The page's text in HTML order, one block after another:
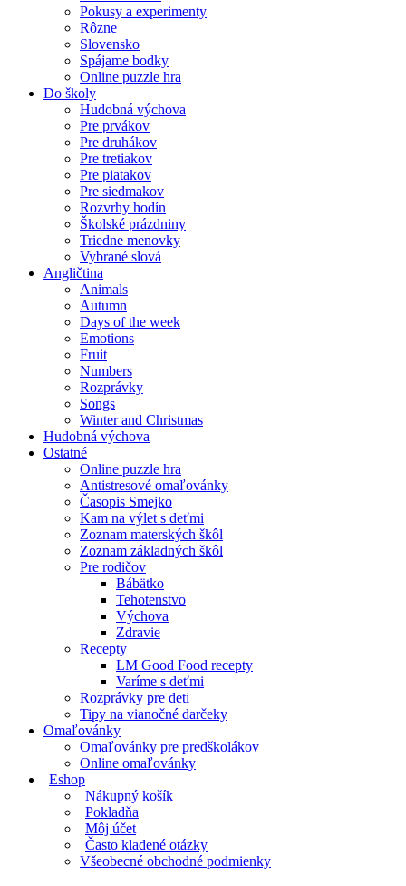
Pokusy a experimenty
Rôzne
Slovensko
Spájame bodky
Online puzzle hra
Do školy
Hudobná výchova
Pre prvákov
Pre druhákov
Pre tretiakov
Pre piatakov
Pre siedmakov
Rozvrhy hodín
Školské prázdniny
Triedne menovky
Vybrané slová
Angličtina
Animals
Autumn
Days of the week
Emotions
Fruit
Numbers
Rozprávky
Songs
Winter and Christmas
Hudobná výchova
Ostatné
Online puzzle hra
Antistresové omaľovánky
Časopis Smejko
Kam na výlet s deťmi
Zoznam materských škôl
Zoznam základných škôl
Pre rodičov
Bábätko
Tehotenstvo
Výchova
Zdravie
Recepty
LM Good Food recepty
Varíme s deťmi
Rozprávky pre deti
Tipy na vianočné darčeky
Omaľovánky
Omaľovánky pre predškolákov
Online omaľovánky
Eshop
Nákupný košík
Pokladňa
Môj účet
Často kladené otázky
Všeobecné obchodné podmienky